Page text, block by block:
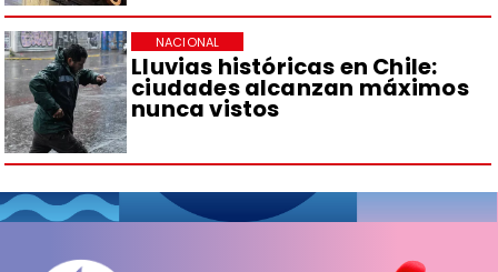
Lluvias históricas en Chile:
ciudades alcanzan máximos
nunca vistos
NACIONAL